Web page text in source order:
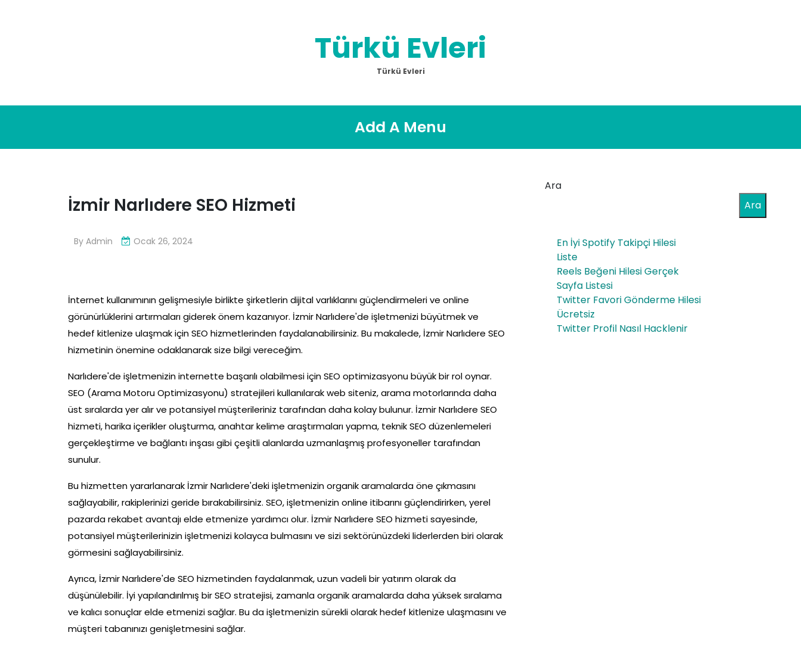
Türkü Evleri
Türkü Evleri
Add A Menu
İzmir Narlıdere SEO Hizmeti
By Admin Ocak 26, 2024
İnternet kullanımının gelişmesiyle birlikte şirketlerin dijital varlıklarını güçlendirmeleri ve online
görünürlüklerini artırmaları giderek önem kazanıyor. İzmir Narlıdere'de işletmenizi büyütmek ve
hedef kitlenize ulaşmak için SEO hizmetlerinden faydalanabilirsiniz. Bu makalede, İzmir Narlıdere SEO
hizmetinin önemine odaklanarak size bilgi vereceğim.
Narlıdere'de işletmenizin internette başarılı olabilmesi için SEO optimizasyonu büyük bir rol oynar.
SEO (Arama Motoru Optimizasyonu) stratejileri kullanılarak web siteniz, arama motorlarında daha
üst sıralarda yer alır ve potansiyel müşterileriniz tarafından daha kolay bulunur. İzmir Narlıdere SEO
hizmeti, harika içerikler oluşturma, anahtar kelime araştırmaları yapma, teknik SEO düzenlemeleri
gerçekleştirme ve bağlantı inşası gibi çeşitli alanlarda uzmanlaşmış profesyoneller tarafından
sunulur.
Bu hizmetten yararlanarak İzmir Narlıdere'deki işletmenizin organik aramalarda öne çıkmasını
sağlayabilir, rakiplerinizi geride bırakabilirsiniz. SEO, işletmenizin online itibarını güçlendirirken, yerel
pazarda rekabet avantajı elde etmenize yardımcı olur. İzmir Narlıdere SEO hizmeti sayesinde,
potansiyel müşterilerinizin işletmenizi kolayca bulmasını ve sizi sektörünüzdeki liderlerden biri olarak
görmesini sağlayabilirsiniz.
Ayrıca, İzmir Narlıdere'de SEO hizmetinden faydalanmak, uzun vadeli bir yatırım olarak da
düşünülebilir. İyi yapılandırılmış bir SEO stratejisi, zamanla organik aramalarda daha yüksek sıralama
ve kalıcı sonuçlar elde etmenizi sağlar. Bu da işletmenizin sürekli olarak hedef kitlenize ulaşmasını ve
müşteri tabanınızı genişletmesini sağlar.
Ara
Ara
En İyi Spotify Takipçi Hilesi
Liste
Reels Beğeni Hilesi Gerçek
Sayfa Listesi
Twitter Favori Gönderme Hilesi
Ücretsiz
Twitter Profil Nasıl Hacklenir